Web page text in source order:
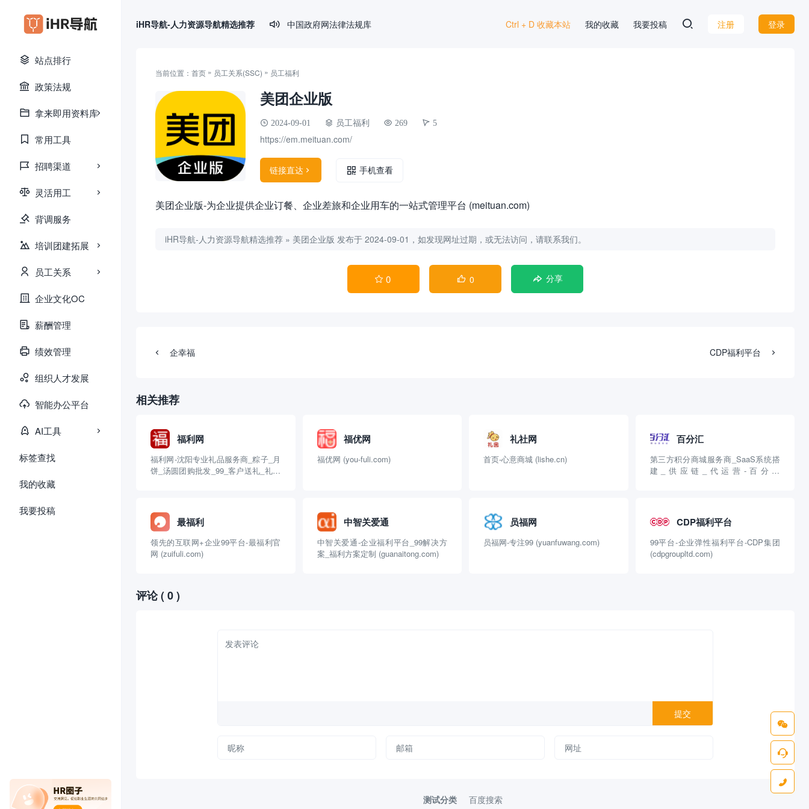
站点排行
政策法规
拿来即用资料库
常用工具
招聘渠道
灵活用工
背调服务
培训团建拓展
员工关系
企业文化OC
薪酬管理
绩效管理
组织人才发展
智能办公平台
AI工具
标签查找
我的收藏
我要投稿
iHR导航-人力资源导航精选推荐 
中国政府网法律法规库
国家统计局
登录
注册
我的收藏 我要投稿
Ctrl + D 收藏本站
当前位置： 首页 » 员工关系(SSC) » 员工福利
美团企业版
2024-09-01 员工福利 269 5
https://em.meituan.com/
链接直达  手机查看
美团企业版-为企业提供企业订餐、企业差旅和企业用车的一站式管理平台 (meituan.com)
iHR导航-人力资源导航精选推荐 » 美团企业版 发布于 2024-09-01，如发现网址过期，或无法访问，请联系我们。
 0  0 分享
企幸福 CDP福利平台
相关推荐
福利网
福利网-沈阳专业礼品服务商_粽子_月
饼_汤圆团购批发_99_客户送礼_礼品
福优网
福优网 (you-fuli.com)
礼社网
首页-心意商城 (lishe.cn)
百分汇
第三方积分商城服务商_SaaS系统搭
建_供应链_代运营-百分汇
最福利
领先的互联网+企业99平台-最福利官
网 (zuifuli.com)
中智关爱通
中智关爱通-企业福利平台_99解决方
案_福利方案定制 (guanaitong.com)
员福网
员福网-专注99 (yuanfuwang.com)
CDP福利平台
99平台-企业弹性福利平台-CDP集团
(cdpgroupltd.com)
评论( 0 )
测试分类 百度搜索